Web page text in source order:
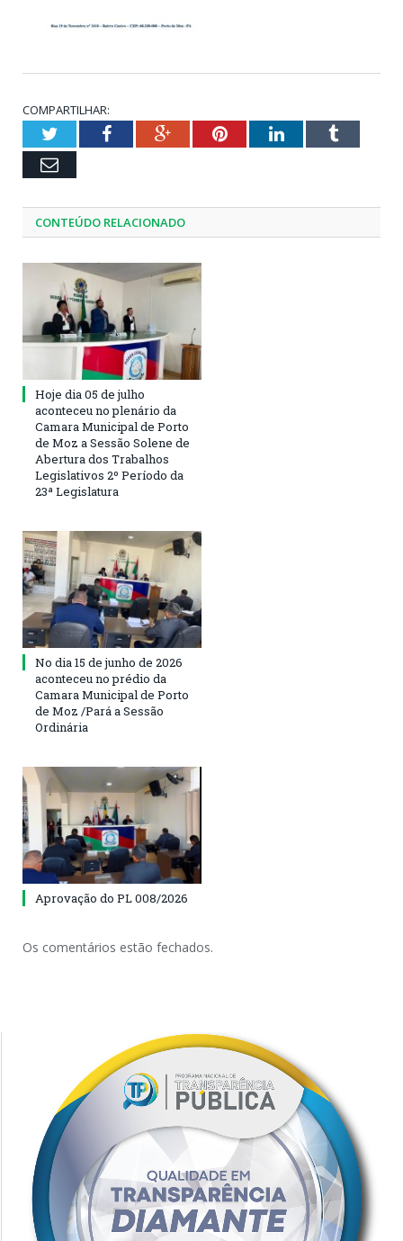
COMPARTILHAR:
TwitterFacebookGoogle+PinterestLinkedInTumblr
Email
CONTEÚDO RELACIONADO
Hoje dia 05 de julho
aconteceu no plenário da
Camara Municipal de Porto
de Moz a Sessão Solene de
Abertura dos Trabalhos
Legislativos 2º Período da
23ª Legislatura
No dia 15 de junho de 2026
aconteceu no prédio da
Camara Municipal de Porto
de Moz /Pará a Sessão
Ordinária
Aprovação do PL 008/2026
Os comentários estão fechados.